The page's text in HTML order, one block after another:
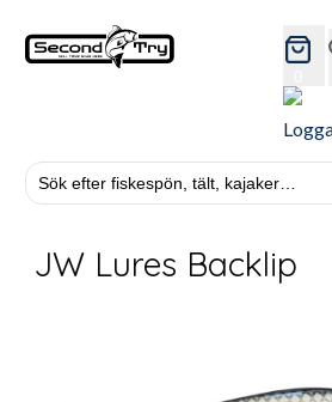
JW Lures Backlip